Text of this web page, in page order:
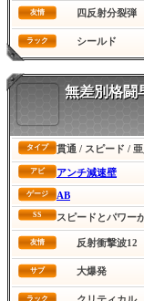
友情 四反射分裂弾
ラック シールド
無差別格闘
タイプ 貫通 / スピード / 亜
アビ アンチ減速壁
ゲージ AB
SS スピードとパワー
友情 反射衝撃波12
サブ 大爆発
ラック クリティカル